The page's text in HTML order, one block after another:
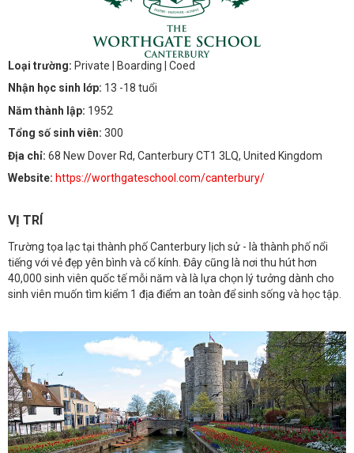
Loại trường: Private | Boarding | Coed
Nhận học sinh lớp: 13 -18 tuổi
Năm thành lập: 1952
Tổng số sinh viên: 300
Địa chỉ: 68 New Dover Rd, Canterbury CT1 3LQ, United Kingdom
Website: https://worthgateschool.com/canterbury/
VỊ TRÍ
Trường tọa lạc tại thành phố Canterbury lịch sử - là thành phố nổi
tiếng với vẻ đẹp yên bình và cổ kính. Đây cũng là nơi thu hút hơn
40,000 sinh viên quốc tế mỗi năm và là lựa chọn lý tưởng dành cho
sinh viên muốn tìm kiểm 1 địa điểm an toàn để sinh sống và học tập.